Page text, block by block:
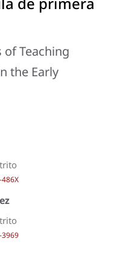
Teaching
the Early